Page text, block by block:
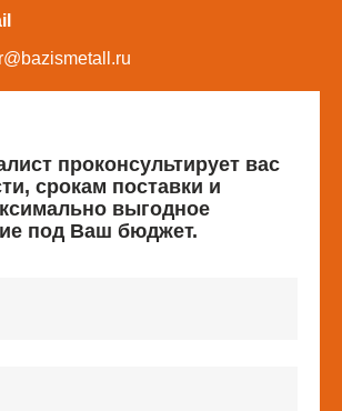
проконсультирует вас
срокам поставки и
выгодное
под Ваш бюджет.